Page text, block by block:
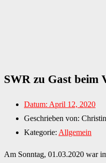
SWR zu Gast beim
Datum: April 12, 2020
Geschrieben von:
Kategorie: Allgemein
Am Sonntag, 01.03.2020 war